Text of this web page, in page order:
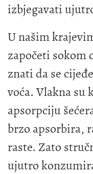
izbjegavati
U našim
započeti sokom
znati da se
voća. Vlakna su
apsorpciju
brzo apsorbira,
raste. Zato
ujutro